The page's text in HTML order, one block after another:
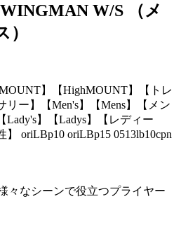
W/S （メ
】【HighMOUNT】【トレ
ー】【Men's】【Mens】【メン
Lady's】【Ladys】【レディー
oriLBp10 oriLBp15 0513lb10cpn
々なシーンで役立つプライヤー